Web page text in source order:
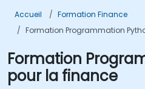
Accueil
Formation Finance
Formation Programmation
Formation
pour la finance